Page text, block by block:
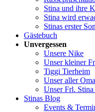
Stina und ihre
Stina wird
Stinas erster
Gästebuch
Unvergessen
Unsere Nike
Unser kleiner
Tiggi Tierheim
Unser aller
Unser Frl.
Stinas Blog
Events &